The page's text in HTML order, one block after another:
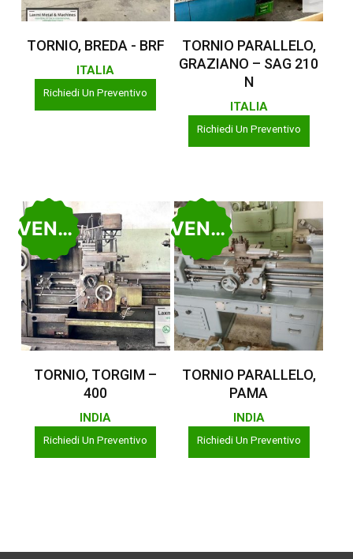
Leggi Tutto
TORNIO, BREDA - BRF
ITALIA
Richiedi Un Preventivo
Leggi Tutto
TORNIO PARALLELO,
GRAZIANO – SAG 210
N
ITALIA
Richiedi Un Preventivo
VENDUTO
Leggi Tutto
TORNIO, TORGIM –
400
INDIA
Richiedi Un Preventivo
VENDUTO
Leggi Tutto
TORNIO PARALLELO,
PAMA
INDIA
Richiedi Un Preventivo